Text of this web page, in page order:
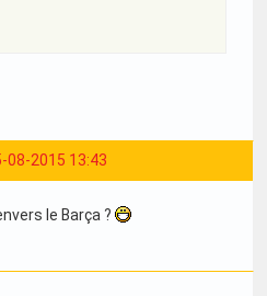
08-2015 13:43
le Barça ?